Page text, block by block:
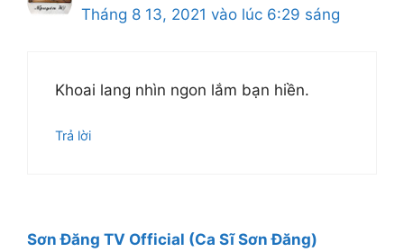
Tháng 8 13, 2021 vào lúc 6:29 sáng
Khoai lang nhìn ngon lắm bạn hiền.
Trả lời
Sơn Đăng TV Official (Ca Sĩ Sơn Đăng)